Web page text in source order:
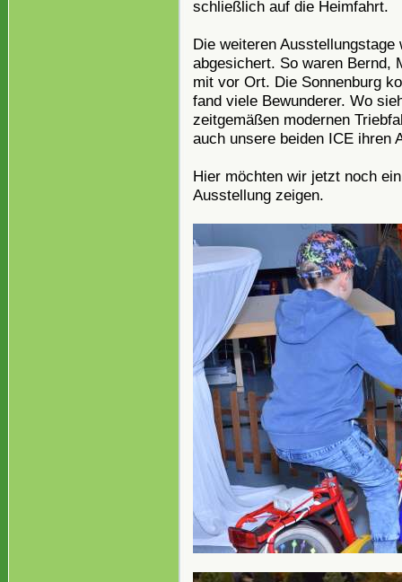
schließlich auf die Heimfahrt.
Die weiteren
abgesichert. So waren Bernd,
mit vor Ort. Die Sonnenburg
fand viele Bewunderer. Wo
zeitgemäßen modernen
auch unsere beiden ICE ihren
Hier möchten wir jetzt noch
Ausstellung zeigen.